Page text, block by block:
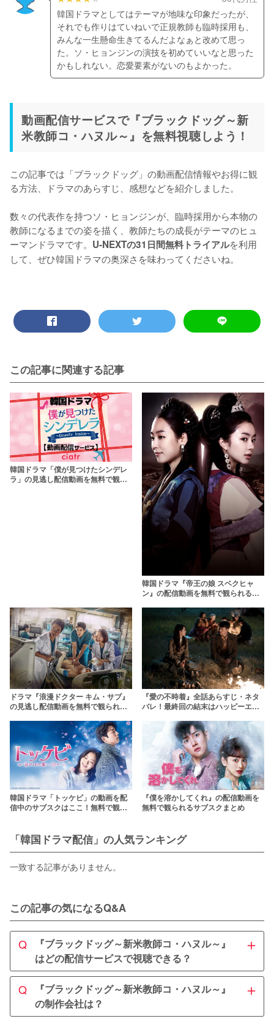
韓国ドラマとしてはテーマが地味な印象だったが、
それでも作りはていねいで正規教師も臨時採用も、
みんな一生懸命生きてるんだよなぁと改めて思っ
た。ソ・ヒョンジンの演技を初めていいなと思った
かもしれない。恋愛要素がないのもよかった。
動画配信サービスで『ブラックドッグ～新
米教師コ・ハヌル～』を無料視聴しよう！
この記事では「ブラックドッグ」の動画配信情報やお得に観
る方法、ドラマのあらすじ、感想などを紹介しました。
数々の代表作を持つソ・ヒョンジンが、臨時採用から本物の
教師になるまでの姿を描く、教師たちの成長がテーマのヒュ
ーマンドラマです。 U-NEXTの31日間無料トライアルを利用
して、ぜひ韓国ドラマの奥深さを味わってくださいね。
この記事に関連する記事
韓国ドラマ「僕が見つけたシンデレ
ラ」の見逃し配信動画を無料で観ら
韓国ドラマ『帝王の娘 スベクヒャ
ン』の配信動画を無料で観られるサ
ドラマ『浪漫ドクター キム・サブ』
の見逃し配信動画を無料で観られる
『愛の不時着』全話あらすじ・ネタ
バレ！最終回の結末はハッピーエン
韓国ドラマ「トッケビ」の動画を配
信中のサブスクはここ！無料で観ら
『僕を溶かしてくれ』の配信動画を
無料で観られるサブスクまとめ
「韓国ドラマ配信」の人気ランキング
一致する記事がありません。
この記事の気になるQ&A
Q
『ブラックドッグ～新米教師コ・ハヌル～』
はどの配信サービスで視聴できる？
＋
A
『ブラックドッグ～新米教師コ・ハヌル～』はU-NEXT
で
見放題配信中です。31日間の無料トライアルを利用すれ
できます。
Q
『ブラックドッグ～新米教師コ・ハヌル～』
の制作会社は？
＋